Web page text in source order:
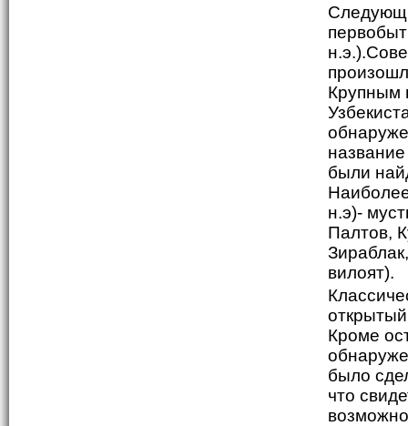
Крупным
были
н.э)-
Палтов,
вилоят).
Кроме
было
что